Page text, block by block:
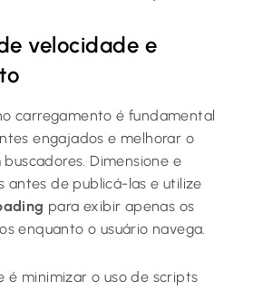
velocidade e
carregamento é fundamental
engajados e melhorar o
Dimensione e
antes de publicá-las e utilize
para exibir apenas os
enquanto o usuário navega.
é minimizar o uso de scripts